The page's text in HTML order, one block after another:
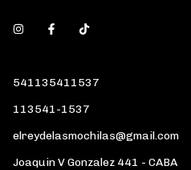
541135411537
113541-1537
elreydelasmochilas@gmail.com
Joaquin V Gonzalez 441 - CABA